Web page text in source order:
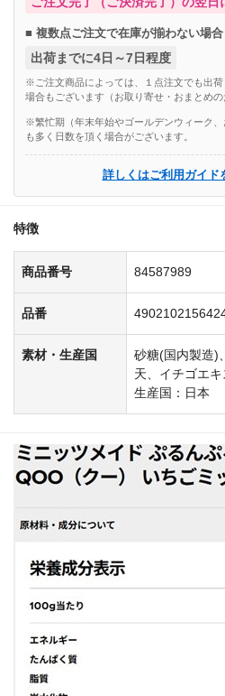
■ 複数点ご注文で在庫が揃わない場合
出荷までに4日～7日程度
※ご注文商品によっては、１点注文でも出荷
場合もございます（お取り寄せ・おまとめの
※繁忙期（年末年始やゴールデンウィーク
も多く日数を頂く場合がございます。
詳しくはご利用ガイド
特徴
商品番号 84587989
品番
素材・生産国
砂糖(国内製造)
天、イチゴエ
生産国：日本